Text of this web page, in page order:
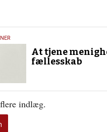
At tjene
fællesskab
indlæg.